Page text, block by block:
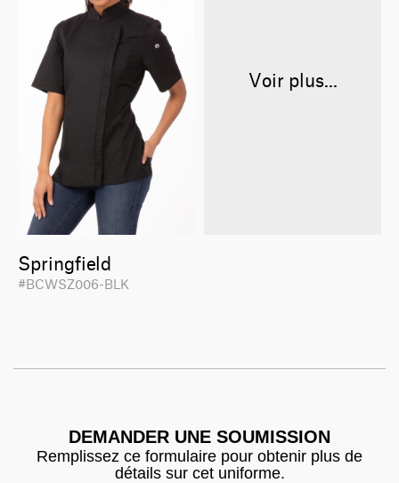
Springfield
#BCWSZ006-BLK
Voir plus...
DEMANDER UNE SOUMISSION
Remplissez ce formulaire pour obtenir plus de
détails sur cet uniforme.